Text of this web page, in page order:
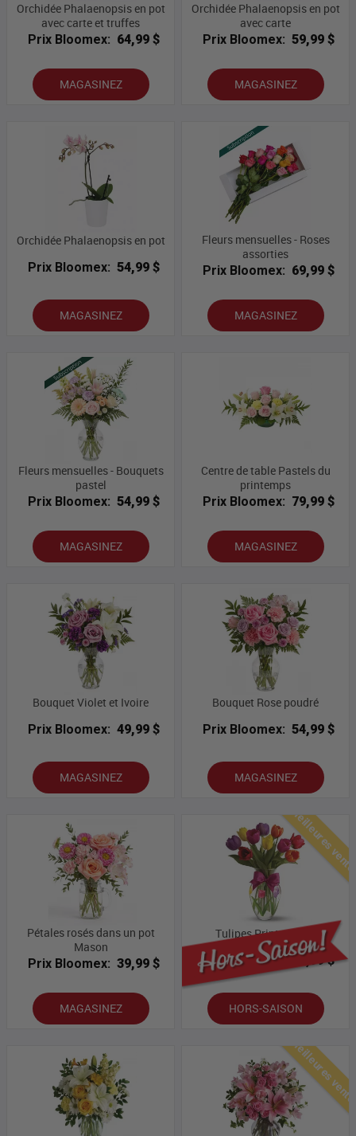
Orchidée Phalaenopsis en pot
avec carte et truffes
Prix Bloomex: 64,99 $
MAGASINEZ
Orchidée Phalaenopsis en pot
avec carte
Prix Bloomex: 59,99 $
MAGASINEZ
Orchidée Phalaenopsis en pot
Prix Bloomex: 54,99 $
MAGASINEZ
Fleurs mensuelles - Roses
assorties
Prix Bloomex: 69,99 $
MAGASINEZ
Fleurs mensuelles - Bouquets
pastel
Prix Bloomex: 54,99 $
MAGASINEZ
Centre de table Pastels du
printemps
Prix Bloomex: 79,99 $
MAGASINEZ
Bouquet Violet et Ivoire
Prix Bloomex: 49,99 $
MAGASINEZ
Bouquet Rose poudré
Prix Bloomex: 54,99 $
MAGASINEZ
Pétales rosés dans un pot
Mason
Prix Bloomex: 39,99 $
MAGASINEZ
Meilleures
Tulipes Printanières
Prix Bloomex: 43,99 $
HORS-SAISON
Meilleures